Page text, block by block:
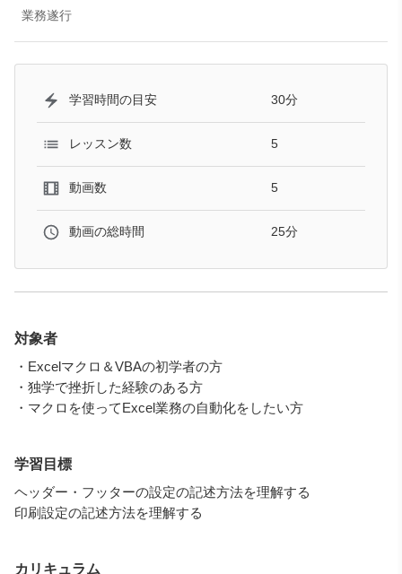
業務遂行
学習時間の目安 30分
レッスン数 5
動画数 5
動画の総時間 25分
対象者
・Excelマクロ＆VBAの初学者の方
・独学で挫折した経験のある方
・マクロを使ってExcel業務の自動化をしたい方
学習目標
ヘッダー・フッターの設定の記述方法を理解する
印刷設定の記述方法を理解する
カリキュラム